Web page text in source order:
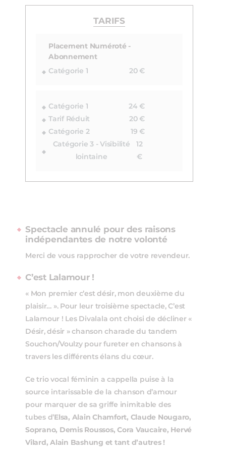
TARIFS
Placement Numéroté -
Abonnement
Catégorie 1
20 €
Catégorie 1
24 €
Tarif Réduit
20 €
Catégorie 2
19 €
Catégorie 3 - Visibilité
lointaine
12
€
Spectacle annulé pour des raisons
indépendantes de notre volonté
Merci de vous rapprocher de votre revendeur.
C’est Lalamour !
« Mon premier c’est désir, mon deuxième du
plaisir… ». Pour leur troisième spectacle, C’est
Lalamour ! Les Divalala ont choisi de décliner «
Désir, désir » chanson charade du tandem
Souchon/Voulzy pour fureter en chansons à
travers les différents élans du cœur.
Ce trio vocal féminin a cappella puise à la
source intarissable de la chanson d’amour
pour marquer de sa griffe inimitable des
tubes d’ Elsa, Alain Chamfort, Claude Nougaro,
Soprano, Demis Roussos, Cora Vaucaire, Hervé
Vilard, Alain Bashung et tant d’autres !